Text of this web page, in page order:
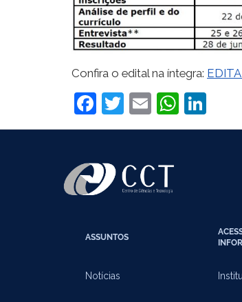
Confira o edital na íntegra:
Facebook
Twitter
Email
ASSUNTOS
Notícias